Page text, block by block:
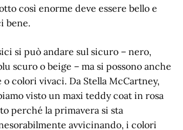
così enorme deve essere bello e
bene.
si può andare sul sicuro – nero,
scuro o beige – ma si possono anche
o colori vivaci. Da Stella McCartney,
visto un maxi teddy coat in rosa
perché la primavera si sta
avvicinando, i colori